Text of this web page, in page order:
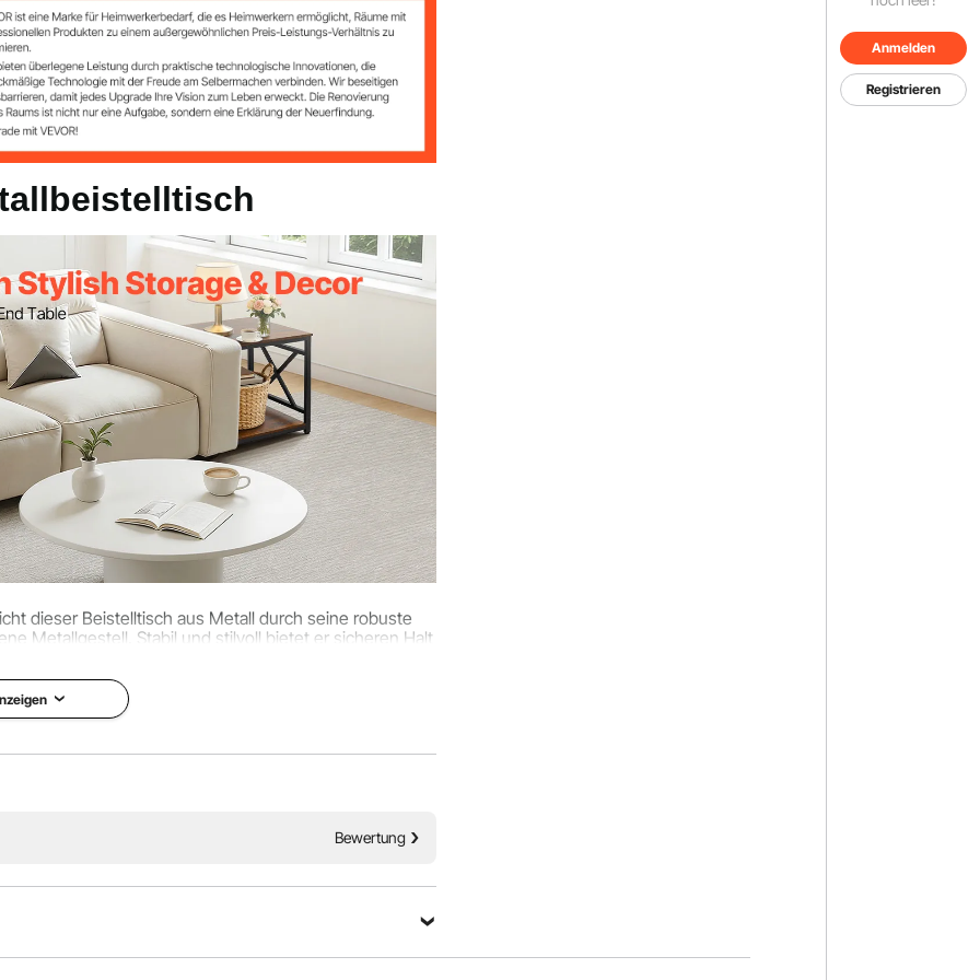
Anmelden
Registrieren
/ 45,7 x 45,7 x 51 cm
dieser Beistelltisch aus Metall durch seine robuste
Metallgestell. Stabil und stilvoll bietet er sicheren Halt
Bewertung